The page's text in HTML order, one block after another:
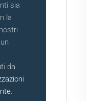
sia
la
da
.